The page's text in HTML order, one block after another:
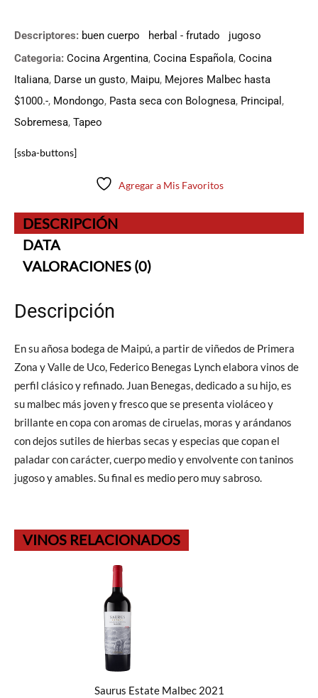
Descriptores: buen cuerpo herbal - frutado
jugoso
Categoria: Cocina Argentina, Cocina Española, Cocina
Italiana, Darse un gusto, Maipu, Mejores Malbec hasta
$1000.-, Mondongo, Pasta seca con Bolognesa, Principal ,
Sobremesa, Tapeo
[ssba-buttons]
Agregar a Mis Favoritos
DESCRIPCIÓN
DATA
VALORACIONES (0)
Descripción
En su añosa bodega de Maipú, a partir de viñedos de Primera
Zona y Valle de Uco, Federico Benegas Lynch elabora vinos de
perfil clásico y refinado. Juan Benegas, dedicado a su hijo, es
su malbec más joven y fresco que se presenta violáceo y
brillante en copa con aromas de ciruelas, moras y arándanos
con dejos sutiles de hierbas secas y especias que copan el
paladar con carácter, cuerpo medio y envolvente con taninos
jugoso y amables. Su final es medio pero muy sabroso.
VINOS RELACIONADOS
Saurus Estate Malbec 2021